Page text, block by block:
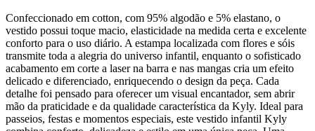
Confeccionado em cotton, com 95% algodão e 5% elastano, o
vestido possui toque macio, elasticidade na medida certa e excelente
conforto para o uso diário. A estampa localizada com flores e sóis
transmite toda a alegria do universo infantil, enquanto o sofisticado
acabamento em corte a laser na barra e nas mangas cria um efeito
delicado e diferenciado, enriquecendo o design da peça. Cada
detalhe foi pensado para oferecer um visual encantador, sem abrir
mão da praticidade e da qualidade característica da Kyly. Ideal para
passeios, festas e momentos especiais, este vestido infantil Kyly